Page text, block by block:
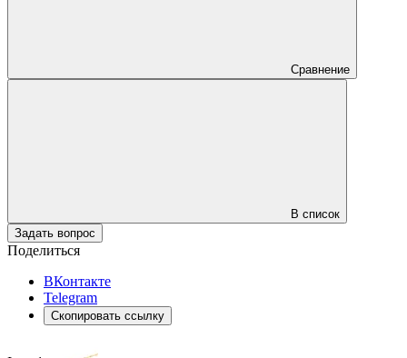
Сравнение
В список
Задать вопрос
Поделиться
ВКонтакте
Telegram
Скопировать ссылку